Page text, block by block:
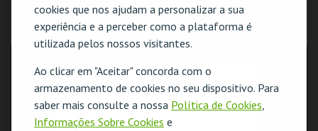
cookies que nos ajudam a personalizar a sua
experiência e a perceber como a plataforma é
utilizada pelos nossos visitantes.
Ao clicar em "Aceitar" concorda com o
armazenamento de cookies no seu dispositivo. Para
saber mais consulte a nossa Política de Cookies,
Informações Sobre Cookies e
VARIEDADES
COMPRAR
LOCALIZAÇÃO
Parque Mayer
1250-164 Lisboa
COORDENADAS GPS
N: 38º43'08"
O evento escolhido não está disponível
OK